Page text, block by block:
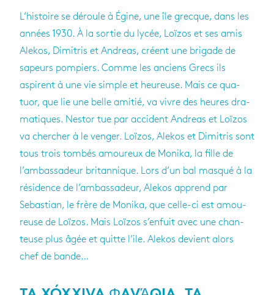
L’his­toire se déroule à Égine, une île grecque, dans les
années 1930. À la sor­tie du lycée, Loï­zos et ses amis
Ale­kos, Dimi­tris et Andreas, créent une bri­gade de
sapeurs pom­piers. Comme les anciens Grecs ils
aspirent à une vie simple et heu­reuse. Mais ce qua­
tuor, que lie une belle ami­tié, va vivre des heures dra­
ma­tiques. Nes­tor tue par acci­dent Andreas et Loï­zos
va cher­cher à le ven­ger. Loï­zos, Ale­kos et Dimi­tris sont
tous trois tom­bés amou­reux de Monika, la fille de
l’am­bas­sa­deur bri­tan­nique. Lors d’un bal mas­qué à la
rési­dence de l’am­bas­sa­deur, Ale­kos apprend par
Sebas­tian, le frère de Monika, que celle-ci est amou­
reuse de Loï­zos. Mais Loï­zos s’en­fuit avec une chan­
teuse plus âgée et quitte l’ile. Ale­kos devient alors
chef de bande…